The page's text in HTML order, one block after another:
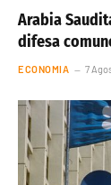
Arabia
difesa
ECONOMIA 7